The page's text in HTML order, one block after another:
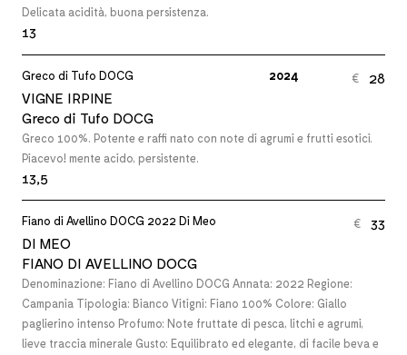
Delicata acidità, buona persistenza.
13
Greco di Tufo DOCG 2024 €
28
VIGNE IRPINE
Greco di Tufo DOCG
Greco 100%. Potente e raffi nato con note di agrumi e frutti esotici.
Piacevo! mente acido, persistente.
13,5
Fiano di Avellino DOCG 2022 Di Meo €
33
DI MEO
FIANO DI AVELLINO DOCG
Denominazione: Fiano di Avellino DOCG Annata: 2022 Regione:
Campania Tipologia: Bianco Vitigni: Fiano 100% Colore: Giallo
paglierino intenso Profumo: Note fruttate di pesca, litchi e agrumi,
lieve traccia minerale Gusto: Equilibrato ed elegante, di facile beva e